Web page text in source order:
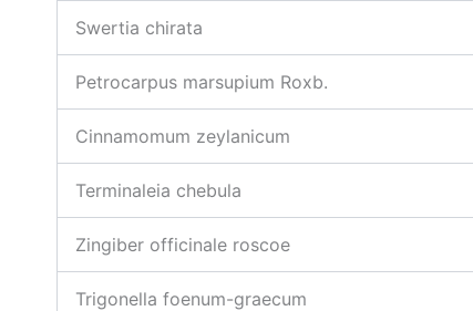
Swertia chirata
Petrocarpus marsupium Roxb.
Cinnamomum zeylanicum
Terminaleia chebula
Zingiber officinale roscoe
Trigonella foenum-graecum